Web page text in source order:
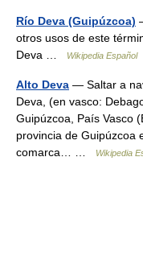
Río Deva (Guipúzcoa)
otros usos de este
Deva …
Wikipedia Español
Alto Deva — Saltar a
Deva, (en vasco:
Guipúzcoa, País Vasco
provincia de Guipúzcoa
comarca… …
Wikipedia